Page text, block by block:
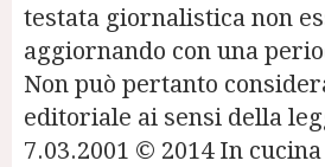
testata giornalistica non
aggiornando con una
Non può pertanto
editoriale ai sensi della
7.03.2001 © 2014 In